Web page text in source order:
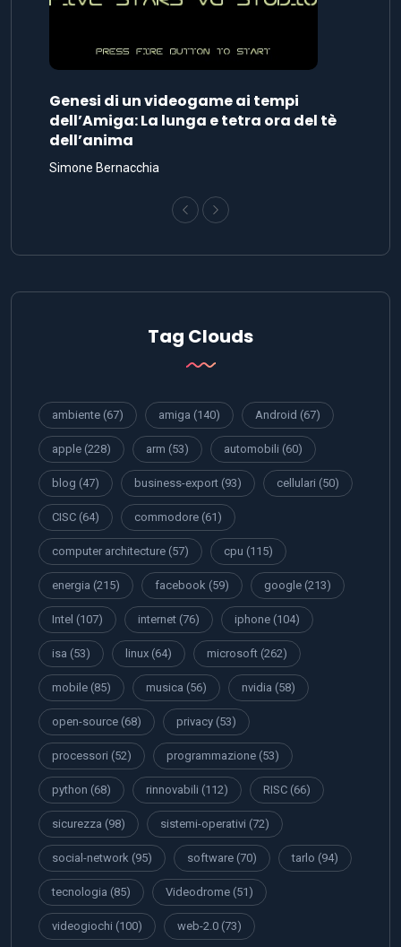
Genesi di un videogame ai tempi
dell’Amiga: La lunga e tetra ora del tè
dell’anima
Simone Bernacchia
Tag Clouds
ambiente (67) amiga (140) Android (67)
apple (228) arm (53) automobili (60)
blog (47) business-export (93) cellulari (50)
CISC (64) commodore (61)
computer architecture (57) cpu (115)
energia (215) facebook (59) google (213)
Intel (107) internet (76) iphone (104)
isa (53) linux (64) microsoft (262)
mobile (85) musica (56) nvidia (58)
open-source (68) privacy (53)
processori (52) programmazione (53)
python (68) rinnovabili (112) RISC (66)
sicurezza (98) sistemi-operativi (72)
social-network (95) software (70) tarlo (94)
tecnologia (85) Videodrome (51)
videogiochi (100) web-2.0 (73)